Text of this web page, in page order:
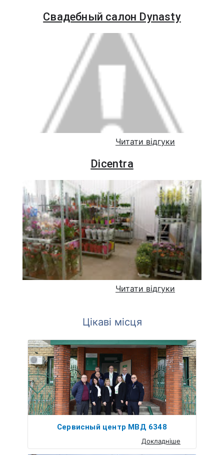
Свадебный салон Dynasty
Читати відгуки
Dicentra
Читати відгуки
Цікаві місця
Сервисный центр МВД 6348
Докладніше